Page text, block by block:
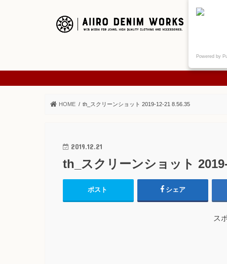
ご挨拶
HOME th_スクリーンショット 2019-12-21 8.56.35
2019.12.21
th_スクリーンショット
ポスト シェア
ス
Powered by